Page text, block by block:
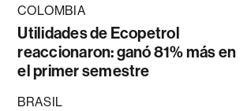
COLOMBIA
Utilidades de Ecopetrol
reaccionaron: ganó 81% más en
el primer semestre
BRASIL